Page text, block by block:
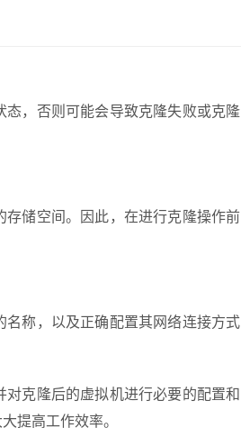
，否则可能会导致克隆失败或克
储空间。因此，在进行克隆操作
称，以及正确配置其网络连接方
克隆后的虚拟机进行必要的配置
提高工作效率。